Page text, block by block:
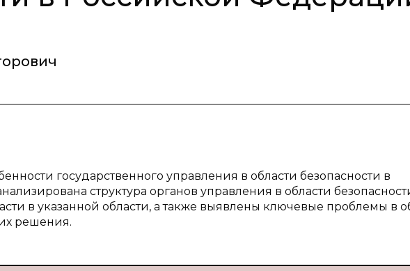
государственного управления в области безопасности в
структура органов управления в области
в указанной области, а также выявлены ключевые проблемы в
решения.